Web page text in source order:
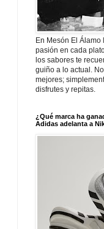
En Mesón El
pasión en cada
los sabores te
guiño a lo actual.
mejores;
disfrutes y repitas.
¿Qué marca ha
Adidas adelanta a